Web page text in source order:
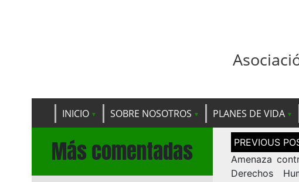
INICIO SOBRE NOSOTROS PLANES DE VIDA
Más comentadas
Navegación
de
entradas
Amenaza
Derechos